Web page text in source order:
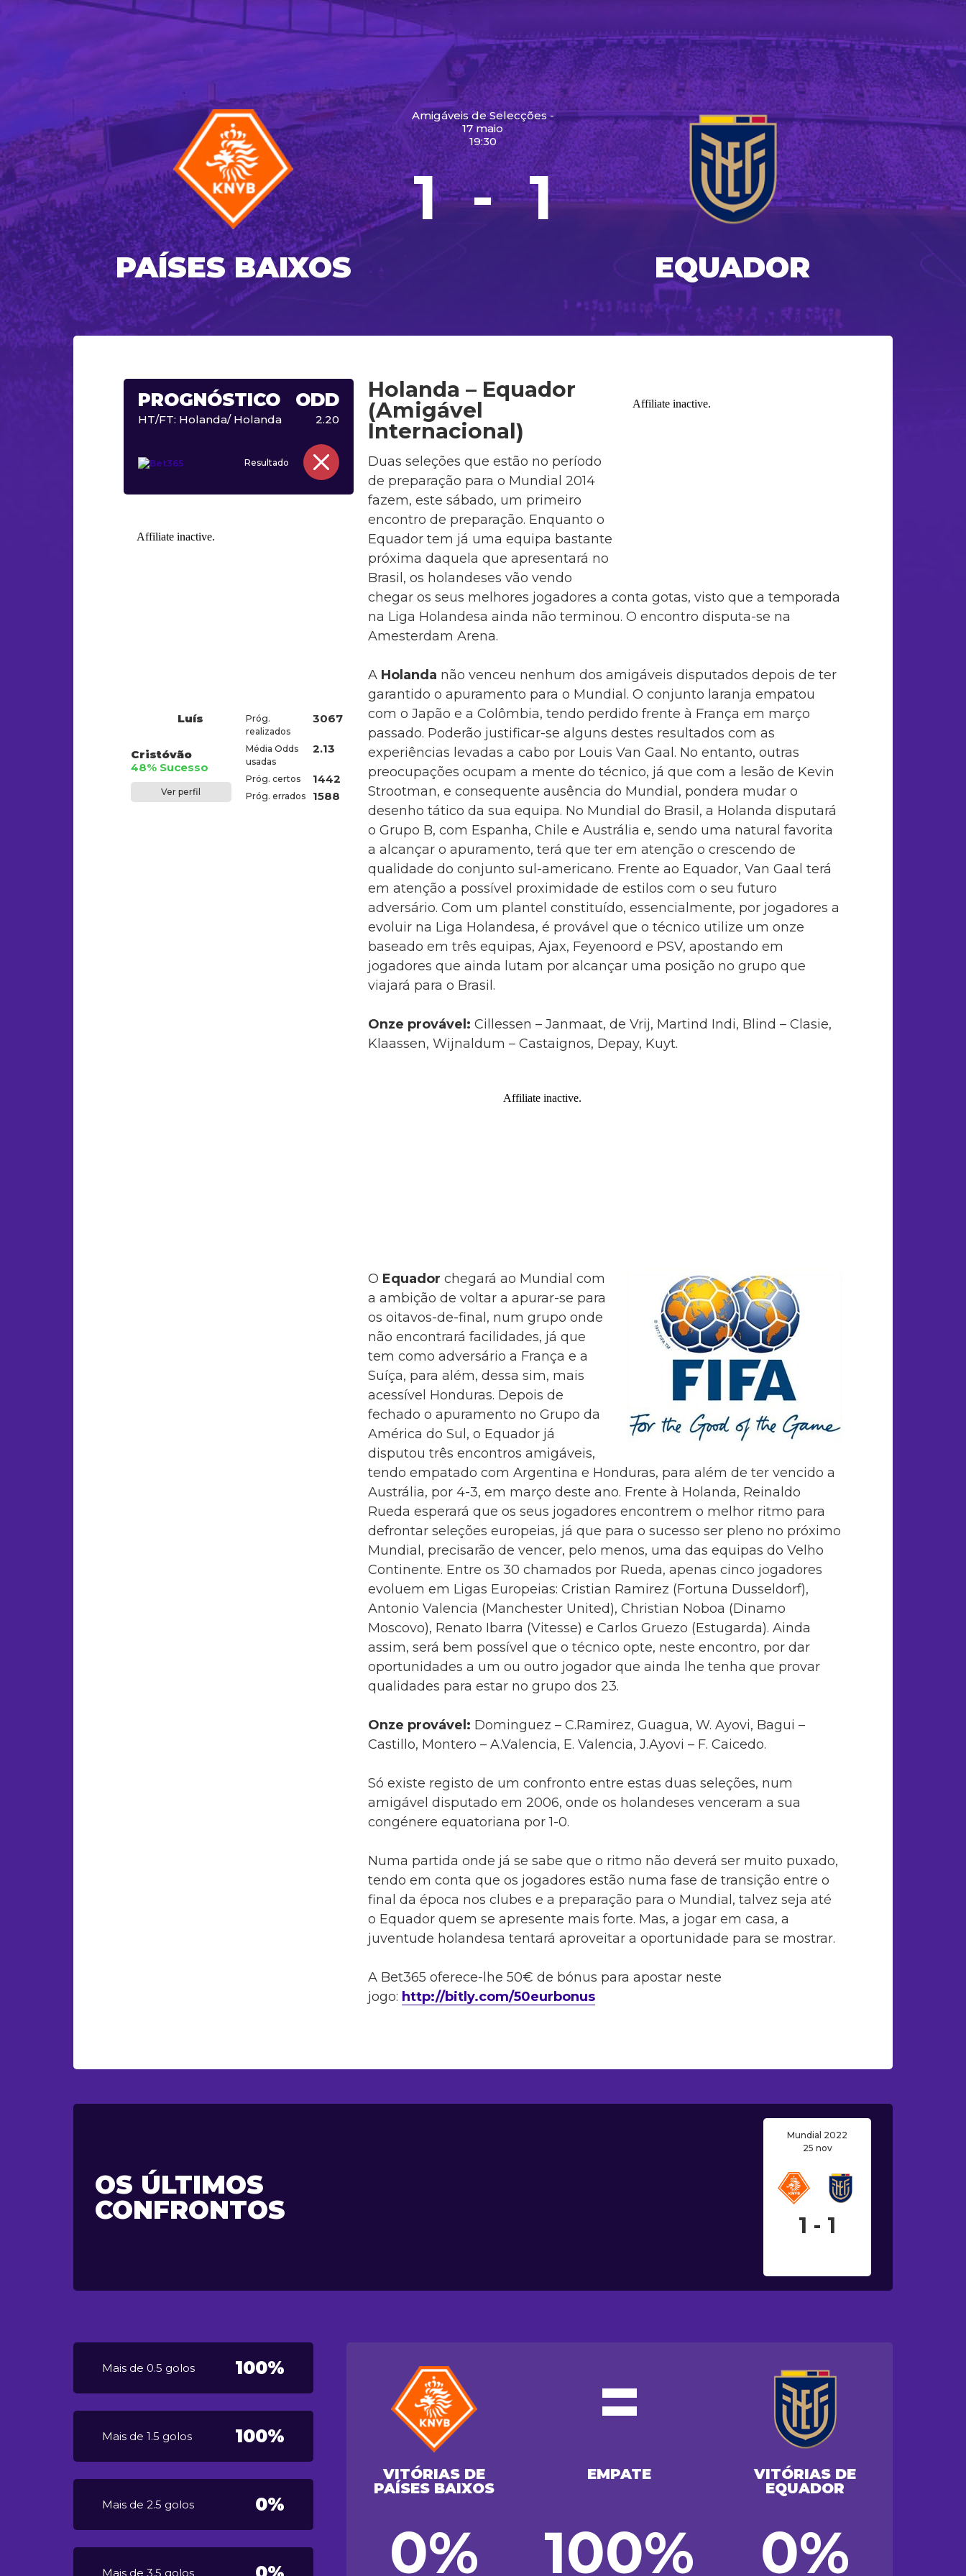
PAÍSES BAIXOS
Amigáveis de Selecções -
17 maio
19:30
1 - 1
EQUADOR
PROGNÓSTICO ODD
HT/FT: Holanda/ Holanda 2.20
Resultado
Luís
Cristóvão
48% Sucesso
Ver perfil
Próg.
realizados
3067
Média Odds
usadas
2.13
Próg. certos 1442
Próg. errados 1588
Holanda – Equador
(Amigável
Internacional)
Duas seleções que estão no período
de preparação para o Mundial 2014
fazem, este sábado, um primeiro
encontro de preparação. Enquanto o
Equador tem já uma equipa bastante
próxima daquela que apresentará no
Brasil, os holandeses vão vendo
chegar os seus melhores jogadores a conta gotas, visto que a temporada
na Liga Holandesa ainda não terminou. O encontro disputa-se na
Amesterdam Arena.
A Holanda não venceu nenhum dos amigáveis disputados depois de ter
garantido o apuramento para o Mundial. O conjunto laranja empatou
com o Japão e a Colômbia, tendo perdido frente à França em março
passado. Poderão justificar-se alguns destes resultados com as
experiências levadas a cabo por Louis Van Gaal. No entanto, outras
preocupações ocupam a mente do técnico, já que com a lesão de Kevin
Strootman, e consequente ausência do Mundial, pondera mudar o
desenho tático da sua equipa. No Mundial do Brasil, a Holanda disputará
o Grupo B, com Espanha, Chile e Austrália e, sendo uma natural favorita
a alcançar o apuramento, terá que ter em atenção o crescendo de
qualidade do conjunto sul-americano. Frente ao Equador, Van Gaal terá
em atenção a possível proximidade de estilos com o seu futuro
adversário. Com um plantel constituído, essencialmente, por jogadores a
evoluir na Liga Holandesa, é provável que o técnico utilize um onze
baseado em três equipas, Ajax, Feyenoord e PSV, apostando em
jogadores que ainda lutam por alcançar uma posição no grupo que
viajará para o Brasil.
Onze provável: Cillessen – Janmaat, de Vrij, Martind Indi, Blind – Clasie,
Klaassen, Wijnaldum – Castaignos, Depay, Kuyt.
O Equador chegará ao Mundial com
a ambição de voltar a apurar-se para
os oitavos-de-final, num grupo onde
não encontrará facilidades, já que
tem como adversário a França e a
Suíça, para além, dessa sim, mais
acessível Honduras. Depois de
fechado o apuramento no Grupo da
América do Sul, o Equador já
disputou três encontros amigáveis,
tendo empatado com Argentina e Honduras, para além de ter vencido a
Austrália, por 4-3, em março deste ano. Frente à Holanda, Reinaldo
Rueda esperará que os seus jogadores encontrem o melhor ritmo para
defrontar seleções europeias, já que para o sucesso ser pleno no próximo
Mundial, precisarão de vencer, pelo menos, uma das equipas do Velho
Continente. Entre os 30 chamados por Rueda, apenas cinco jogadores
evoluem em Ligas Europeias: Cristian Ramirez (Fortuna Dusseldorf),
Antonio Valencia (Manchester United), Christian Noboa (Dinamo
Moscovo), Renato Ibarra (Vitesse) e Carlos Gruezo (Estugarda). Ainda
assim, será bem possível que o técnico opte, neste encontro, por dar
oportunidades a um ou outro jogador que ainda lhe tenha que provar
qualidades para estar no grupo dos 23.
Onze provável: Dominguez – C.Ramirez, Guagua, W. Ayovi, Bagui –
Castillo, Montero – A.Valencia, E. Valencia, J.Ayovi – F. Caicedo.
Só existe registo de um confronto entre estas duas seleções, num
amigável disputado em 2006, onde os holandeses venceram a sua
congénere equatoriana por 1-0.
Numa partida onde já se sabe que o ritmo não deverá ser muito puxado,
tendo em conta que os jogadores estão numa fase de transição entre o
final da época nos clubes e a preparação para o Mundial, talvez seja até
o Equador quem se apresente mais forte. Mas, a jogar em casa, a
juventude holandesa tentará aproveitar a oportunidade para se mostrar.
A Bet365 oferece-lhe 50€ de bónus para apostar neste
jogo: http://bitly.com/50eurbonus
OS ÚLTIMOS
CONFRONTOS
Mundial 2022
25 nov
1 - 1
Mais de 0.5 golos 100%
Mais de 1.5 golos 100%
Mais de 2.5 golos 0%
Mais de 3.5 golos
VITÓRIAS DE
PAÍSES BAIXOS
0%
=
EMPATE
100%
VITÓRIAS DE
EQUADOR
0%